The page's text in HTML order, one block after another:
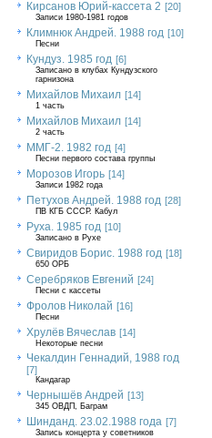
Кирсанов Юрий-кассета 2 [20]
Записи 1980-1981 годов
Климнюк Андрей. 1988 год [10]
Песни
Кундуз. 1985 год [6]
Записано в клубах Кундузского
гарнизона
Михайлов Михаил [14]
1 часть
Михайлов Михаил [14]
2 часть
ММГ-2. 1982 год [4]
Песни первого состава группы
Морозов Игорь [14]
Записи 1982 года
Петухов Андрей. 1988 год [28]
ПВ КГБ СССР. Кабул
Руха. 1985 год [10]
Записано в Рухе
Свиридов Борис. 1988 год [18]
650 ОРБ
Серебряков Евгений [24]
Песни с кассеты
Фролов Николай [16]
Песни
Хрулёв Вячеслав [14]
Некоторые песни
Чекалдин Геннадий, 1988 год
[7]
Кандагар
Чернышёв Андрей [13]
345 ОВДП, Баграм
Шинданд. 23.02.1988 года [7]
Запись концерта у советников